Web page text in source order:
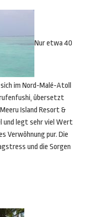
Nur etwa 40
im Nord-Malé-Atoll
übersetzt
Island Resort &
und legt sehr viel Wert
Verwöhnung pur. Die
und die Sorgen